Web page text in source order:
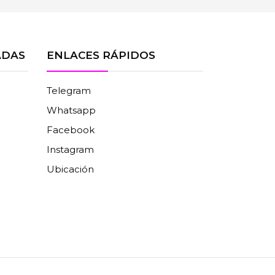
ENLACES RÁPIDOS
Telegram
Whatsapp
Facebook
Instagram
Ubicación